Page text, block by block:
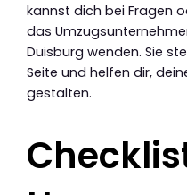
kannst dich bei Fragen
das
Duisburg wenden. Sie
Seite und helfen dir,
gestalten.